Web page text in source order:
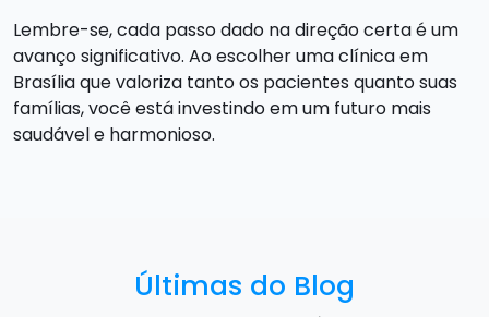
Lembre-se, cada passo dado na direção certa é um
avanço significativo. Ao escolher uma clínica em
Brasília que valoriza tanto os pacientes quanto suas
famílias, você está investindo em um futuro mais
saudável e harmonioso.
Últimas do Blog